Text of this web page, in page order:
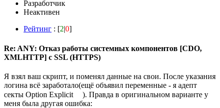
Разработчик
Неактивен
Рейтинг : [2|0]
Re: ANY: Отказ работы системных компонентов [CDO,
XMLHTTP] с SSL (HTTPS)
Я взял ваш скрипт, и поменял данные на свои. После указания
логина всё заработало(ещё объявил переменные - я адепт
секты Option Explicit
). Правда в оригинальном варианте у
меня была другая ошибка: